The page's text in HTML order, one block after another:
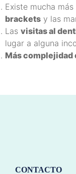
Existe mucha más
brackets y las
Las visitas al
lugar a alguna
Más complejidad
CONTACTO